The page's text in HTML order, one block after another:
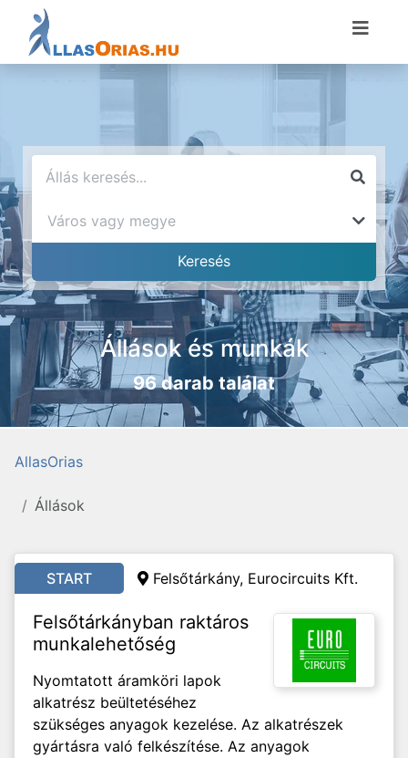
Állások és munkák
96 darab találat
AllasOrias
Állások
START Felsőtárkány, Eurocircuits Kft.
Felsőtárkányban raktáros
munkalehetőség
Nyomtatott áramköri lapok
alkatrész beültetéséhez
szükséges anyagok kezelése. Az alkatrészek
gyártásra való felkészítése. Az anyagok